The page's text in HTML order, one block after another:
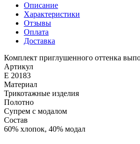
Описание
Характеристики
Отзывы
Оплата
Доставка
Комплект приглушенного оттенка
Артикул
Е 20183
Материал
Трикотажные изделия
Полотно
Супрем с модалом
Состав
60% хлопок, 40% модал